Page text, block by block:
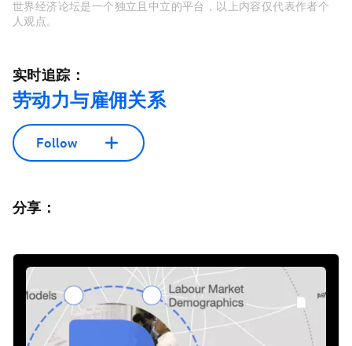
世界经济论坛是一个独立且中立的平台，以上内容仅代表作者个
人观点。
实时追踪：
劳动力与雇佣关系
Follow
分享：